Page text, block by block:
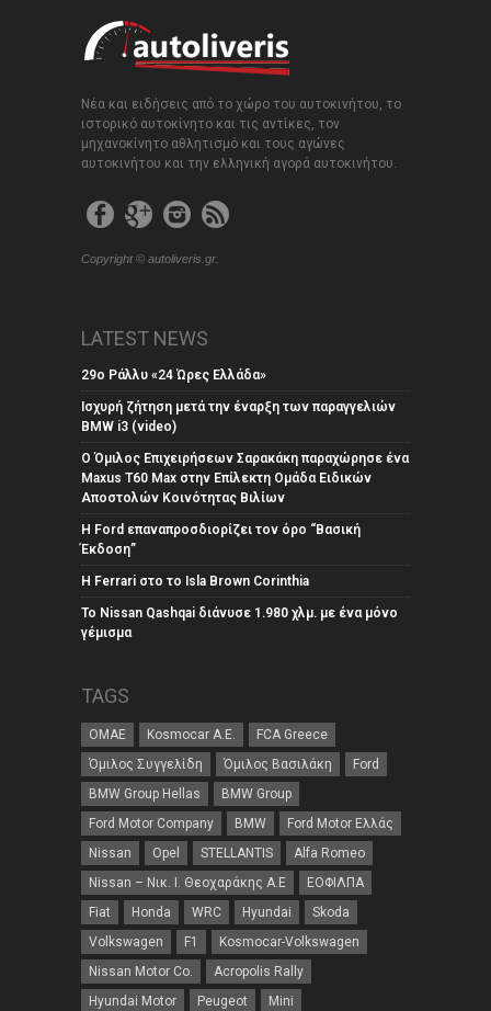
Νέα και ειδήσεις από το χώρο του αυτοκινήτου, το
ιστορικό αυτοκίνητο και τις αντίκες, τον
μηχανοκίνητο αθλητισμό και τους αγώνες
αυτοκινήτου και την ελληνική αγορά αυτοκινήτου.
Copyright © autoliveris.gr.
LATEST NEWS
29ο Ράλλυ «24 Ώρες Ελλάδα»
Ισχυρή ζήτηση μετά την έναρξη των παραγγελιών
BMW i3 (video)
Ο Όμιλος Επιχειρήσεων Σαρακάκη παραχώρησε ένα
Maxus T60 Max στην Επίλεκτη Ομάδα Ειδικών
Αποστολών Κοινότητας Βιλίων
Η Ford επαναπροσδιορίζει τον όρο “Βασική
Έκδοση”
Η Ferrari στο το Isla Brown Corinthia
Το Nissan Qashqai διάνυσε 1.980 χλμ. με ένα μόνο
γέμισμα
TAGS
ΟΜΑΕ Kosmocar Α.Ε.
FCA Greece
Όμιλος Συγγελίδη
Όμιλος Βασιλάκη
Ford
BMW Group Hellas
BMW Group
Ford Motor Company
BMW
Ford Motor Ελλάς
Nissan
Opel STELLANTIS
Alfa Romeo
Nissan – Νικ. Ι. Θεοχαράκης Α.Ε
ΕΟΦΙΛΠΑ
Fiat
Honda WRC Hyundai
Skoda
Volkswagen
F1
Kosmocar-Volkswagen
Nissan Motor Co.
Acropolis Rally
Hyundai Motor
Peugeot Mini